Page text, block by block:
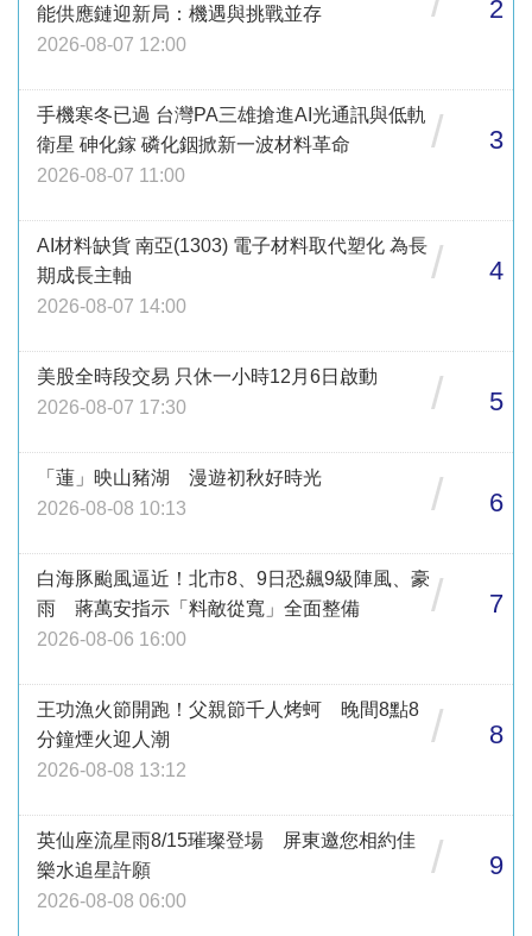
能供應鏈迎新局：機遇與挑戰並存
2026-08-07 12:00
2
手機寒冬已過 台灣PA三雄搶進AI光通訊與低軌
衛星 砷化鎵 磷化銦掀新一波材料革命
2026-08-07 11:00
/ 3
AI材料缺貨 南亞(1303) 電子材料取代塑化 為長
期成長主軸
2026-08-07 14:00
/ 4
美股全時段交易 只休一小時12月6日啟動
2026-08-07 17:30
/ 5
「蓮」映山豬湖 漫遊初秋好時光
2026-08-08 10:13
/ 6
白海豚颱風逼近！北市8、9日恐飆9級陣風、豪
雨 蔣萬安指示「料敵從寬」全面整備
2026-08-06 16:00
/ 7
王功漁火節開跑！父親節千人烤蚵 晚間8點8
分鐘煙火迎人潮
2026-08-08 13:12
/ 8
英仙座流星雨8/15璀璨登場 屏東邀您相約佳
樂水追星許願
2026-08-08 06:00
/ 9